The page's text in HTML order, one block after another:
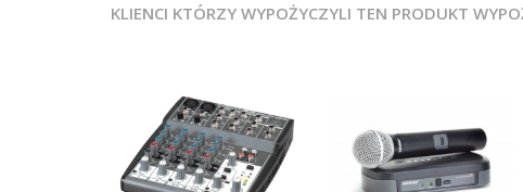
KLIENCI KTÓRZY WYPOŻYCZYLI TEN PRODUKT